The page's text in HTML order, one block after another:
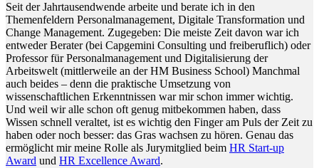
Seit der Jahrtausendwende arbeite und berate ich in den
Themenfeldern Personalmanagement, Digitale Transformation und
Change Management. Zugegeben: Die meiste Zeit davon war ich
entweder Berater (bei Capgemini Consulting und freiberuflich) oder
Professor für Personalmanagement und Digitalisierung der
Arbeitswelt (mittlerweile an der HM Business School) Manchmal
auch beides – denn die praktische Umsetzung von
wissenschaftlichen Erkenntnissen war mir schon immer wichtig.
Und weil wir alle schon oft genug mitbekommen haben, dass
Wissen schnell veraltet, ist es wichtig den Finger am Puls der Zeit zu
haben oder noch besser: das Gras wachsen zu hören. Genau das
ermöglicht mir meine Rolle als Jurymitglied beim HR Start-up
Award und HR Excellence Award.